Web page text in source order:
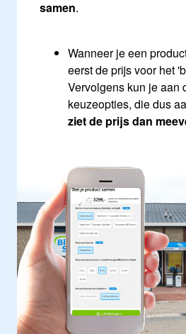
samen.
Wanneer je een
eerst de prijs voor het
Vervolgens kun je aan
keuzeopties, die dus
ziet de prijs dan